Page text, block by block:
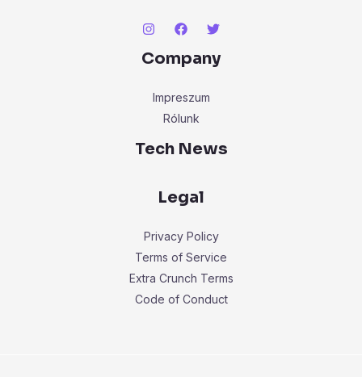
Company
Impreszum
Rólunk
Tech News
Legal
Privacy Policy
Terms of Service
Extra Crunch Terms
Code of Conduct